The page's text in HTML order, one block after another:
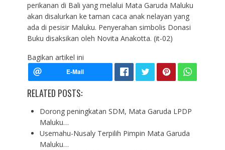
perikanan di Bali yang melalui Mata Garuda Maluku
akan disalurkan ke taman caca anak nelayan yang
ada di pesisir Maluku. Penyerahan simbolis Donasi
Buku disaksikan oleh Novita Anakotta. (it-02)
Bagikan artikel ini
RELATED POSTS:
Dorong peningkatan SDM, Mata Garuda LPDP
Maluku…
Usemahu-Nusaly Terpilih Pimpin Mata Garuda
Maluku…